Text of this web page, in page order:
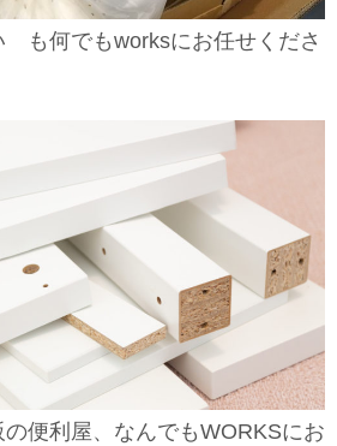
も何でもworksにお任せくださ
便利屋、なんでもWORKSにお